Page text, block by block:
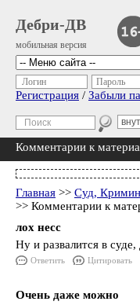
Дебри-ДВ
мобильная версия
Логин Пароль
Регистрация / Забыли
Комментарии к
Главная >> Суд,
>> Комментарии к
лох несс
Ну и развалится в
Ответить Цитировать
Очень даже можно